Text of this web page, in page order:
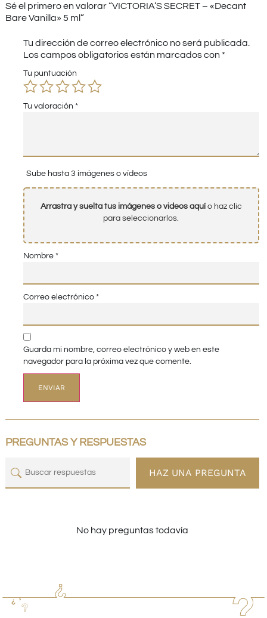
Sé el primero en valorar “VICTORIA’S SECRET – «Decant
Bare Vanilla» 5 ml”
Tu dirección de correo electrónico no será publicada.
Los campos obligatorios están marcados con *
Tu puntuación
Tu valoración *
Sube hasta 3 imágenes o vídeos
Arrastra y suelta tus imágenes o videos aquío haz clic
para seleccionarlos.
Nombre *
Correo electrónico *
Guarda mi nombre, correo electrónico y web en este
navegador para la próxima vez que comente.
PREGUNTAS Y RESPUESTAS
HAZ UNA PREGUNTA
No hay preguntas todavía